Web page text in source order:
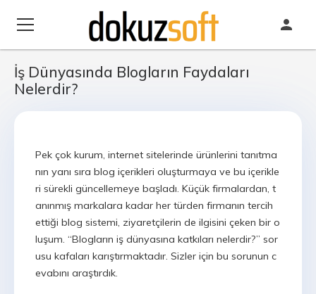
İş Dünyasında Blogların Faydaları
Nelerdir?
Pek çok kurum, internet sitelerinde ürünlerini tanıtma
nın yanı sıra blog içerikleri oluşturmaya ve bu içerikle
ri sürekli güncellemeye başladı. Küçük firmalardan, t
anınmış markalara kadar her türden firmanın tercih
ettiği blog sistemi, ziyaretçilerin de ilgisini çeken bir o
luşum. “Blogların iş dünyasına katkıları nelerdir?” sor
usu kafaları karıştırmaktadır. Sizler için bu sorunun c
evabını araştırdık.